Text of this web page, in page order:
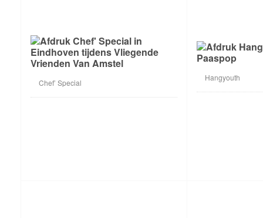
Chef’ Special
Hangyouth